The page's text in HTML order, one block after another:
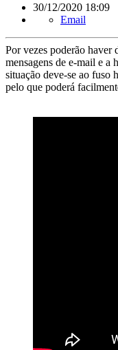
30/12/2020 18:09
Email
Por vezes poderão haver
mensagens de e-mail e a
situação deve-se ao fuso
pelo que poderá